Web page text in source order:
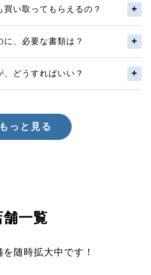
い取ってもらえるの？
、必要な書類は？
、どうすればいい？
もっと見る
舗一覧
随時拡大中です！